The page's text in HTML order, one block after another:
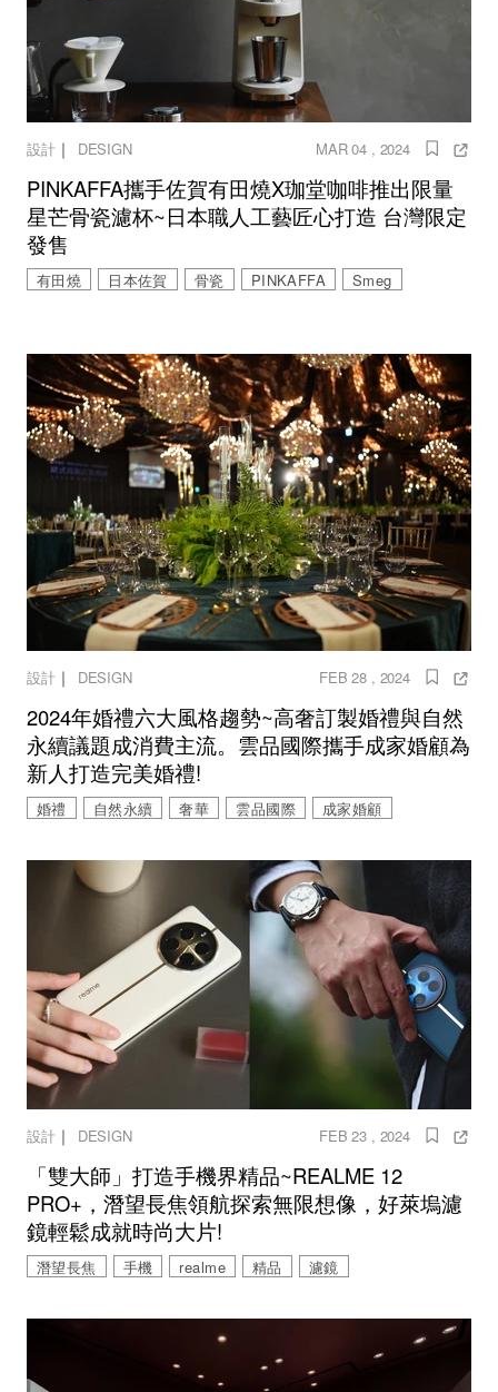
設計｜ DESIGN MAR 04 , 2024
PINKAFFA攜⼿佐賀有⽥燒X珈堂咖啡推出限量
星芒⻣瓷濾杯~⽇本職⼈⼯藝匠⼼打造 台灣限定
發售
有田燒 日本佐賀 骨瓷 PINKAFFA Smeg
設計｜ DESIGN FEB 28 , 2024
2024年婚禮六大風格趨勢~高奢訂製婚禮與自然
永續議題成消費主流。雲品國際攜手成家婚顧為
新人打造完美婚禮!
婚禮 自然永續 奢華 雲品國際 成家婚顧
設計｜ DESIGN FEB 23 , 2024
「雙大師」打造手機界精品~REALME 12
PRO+，潛望長焦領航探索無限想像，好萊塢濾
鏡輕鬆成就時尚大片!
潛望長焦 手機 realme 精品 濾鏡